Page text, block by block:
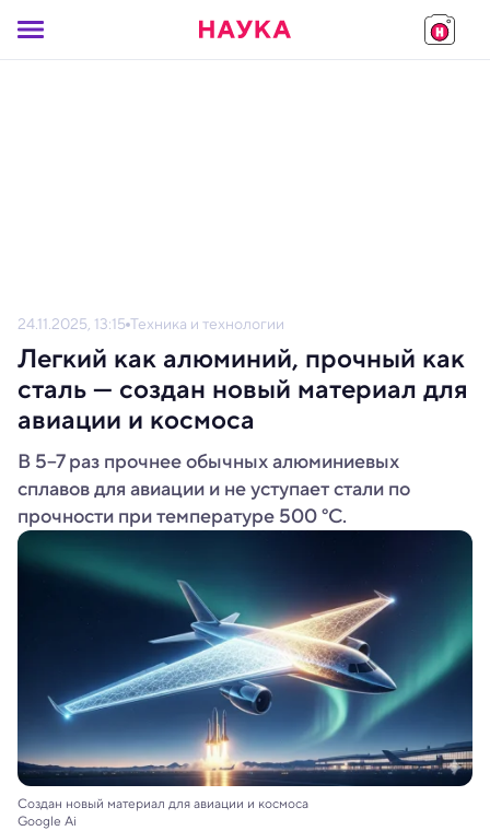
24.11.2025, 13:15 Техника и технологии
Легкий как алюминий, прочный как
сталь — создан новый материал для
авиации и космоса
В 5–7 раз прочнее обычных алюминиевых
сплавов для авиации и не уступает стали по
прочности при температуре 500 °C.
Создан новый материал для авиации и космоса
Google Ai